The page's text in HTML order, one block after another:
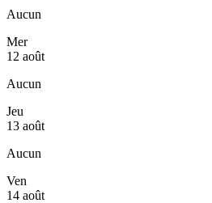
Aucun
Mer
12 août
Aucun
Jeu
13 août
Aucun
Ven
14 août